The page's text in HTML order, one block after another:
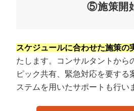
⑤施策開
スケジュールに合わせた施策の
たします。コンサルタントから
ピック共有、緊急対応を要する
ステムを用いたサポートも行い